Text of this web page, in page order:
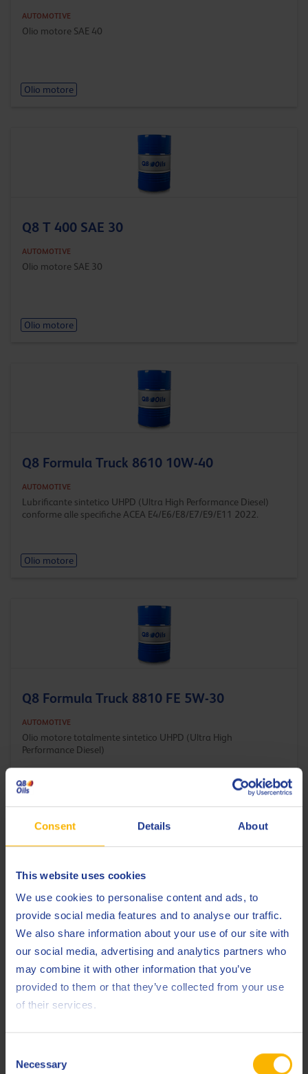
Consent Details About
This website uses cookies
We use cookies to personalise content and ads, to
provide social media features and to analyse our traffic.
We also share information about your use of our site with
our social media, advertising and analytics partners who
may combine it with other information that you’ve
provided to them or that they’ve collected from your use
of their services.
Selection
Necessary
AUTOMOTIVE
Olio motore SAE 40
Olio motore
Q8 T 400 SAE 30
AUTOMOTIVE
Olio motore SAE 30
Olio motore
Q8 Formula Truck 8610 10W-40
AUTOMOTIVE
Lubrificante sintetico UHPD (Ultra High Performance Diesel)
conforme alle specifiche ACEA E4/E6/E8/E7/E9/E11 2022.
Olio motore
Q8 Formula Truck 8810 FE 5W-30
AUTOMOTIVE
Olio motore totalmente sintetico UHPD (Ultra High
Performance Diesel)
Olio motore
Q8 Formula Truck 8700 FE 5W-30
AUTOMOTIVE
Olio motore sintetico UHPD (Ultra High Performance Diesel)
conforme alle specifiche ACEA E6/E7/E9.
Olio motore